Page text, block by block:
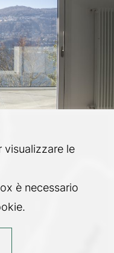
visualizzare le
è necessario